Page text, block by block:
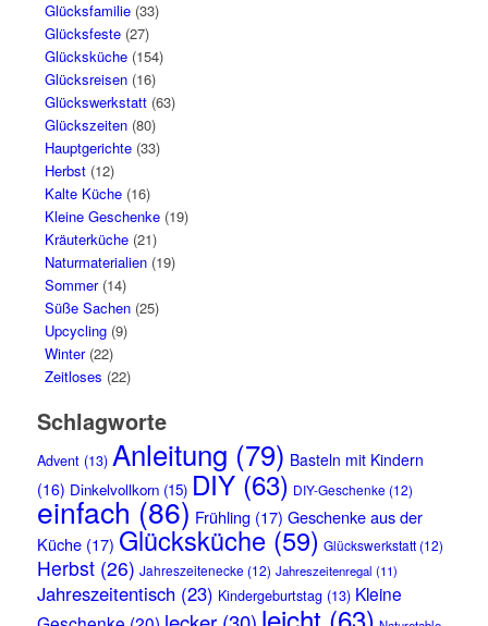
Glücksfamilie(33)
Glücksfeste(27)
Glücksküche(154)
Glücksreisen(16)
Glückswerkstatt(63)
Glückszeiten(80)
Hauptgerichte(33)
Herbst(12)
Kalte Küche(16)
Kleine Geschenke(19)
Kräuterküche(21)
Naturmaterialien(19)
Sommer(14)
Süße Sachen(25)
Upcycling(9)
Winter(22)
Zeitloses (22)
Schlagworte
Advent(13) Anleitung (79) Basteln mit Kindern
(16) Dinkelvollkorn(15) DIY(63) DIY-Geschenke (12)
einfach (86) Frühling (17) Geschenke aus der
Küche(17) Glücksküche(59) Glückswerkstatt(12)
Herbst(26) Jahreszeitenecke (12) Jahreszeitenregal (11)
Jahreszeitentisch (23) Kindergeburtstag(13) Kleine